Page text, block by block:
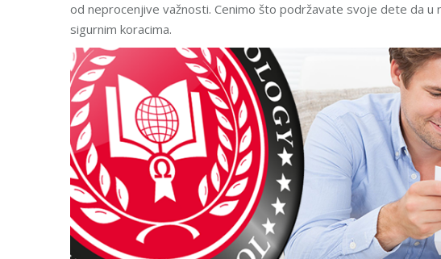
od neprocenjive važnosti. Cenimo što podržavate svoje dete da u
sigurnim koracima.